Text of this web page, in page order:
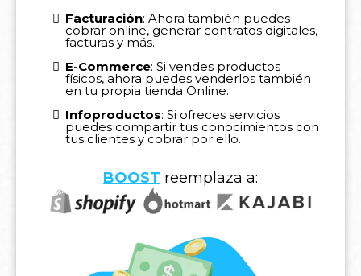
Facturación: Ahora también puedes
cobrar online, generar contratos digitales,
facturas y más.
E-Commerce: Si vendes productos
físicos, ahora puedes venderlos también
en tu propia tienda Online.
Infoproductos: Si ofreces servicios
puedes compartir tus conocimientos con
tus clientes y cobrar por ello.
BOOST reemplaza a: